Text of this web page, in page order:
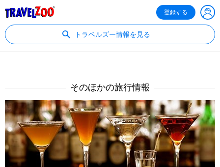
登録する
トラベルズー情報を見る
そのほかの旅行情報